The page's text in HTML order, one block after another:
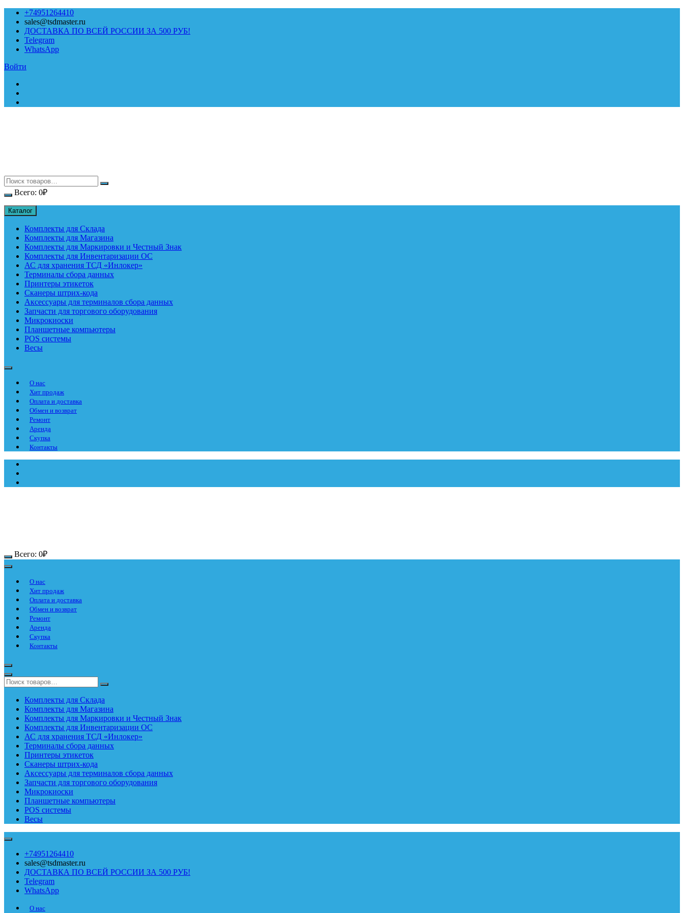
Перейти
содержимому
+74951264410
sales@tsdmaster.ru
ДОСТАВКА ПО ВСЕЙ РОССИИ ЗА 500 РУБ!
Telegram
WhatsApp
Войти
Всего: 0₽
Каталог
Комплекты для Склада
Комплекты для Магазина
Комплекты для Маркировки и Честный Знак
Комплекты для Инвентаризации ОС
АС для хранения ТСД «Инлокер»
Терминалы сбора данных
Принтеры этикеток
Сканеры штрих-кода
Аксессуары для терминалов сбора данных
Запчасти для торгового оборудования
Микрокиоски
Планшетные компьютеры
POS системы
Весы
О нас
Хит продаж
Оплата и доставка
Обмен и возврат
Ремонт
Аренда
Скупка
Контакты
Всего: 0₽
О нас
Хит продаж
Оплата и доставка
Обмен и возврат
Ремонт
Аренда
Скупка
Контакты
Комплекты для Склада
Комплекты для Магазина
Комплекты для Маркировки и Честный Знак
Комплекты для Инвентаризации ОС
АС для хранения ТСД «Инлокер»
Терминалы сбора данных
Принтеры этикеток
Сканеры штрих-кода
Аксессуары для терминалов сбора данных
Запчасти для торгового оборудования
Микрокиоски
Планшетные компьютеры
POS системы
Весы
+74951264410
sales@tsdmaster.ru
ДОСТАВКА ПО ВСЕЙ РОССИИ ЗА 500 РУБ!
Telegram
WhatsApp
О нас